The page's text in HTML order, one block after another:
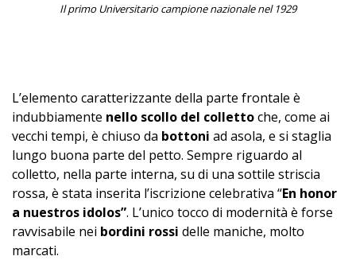
Il primo Universitario campione nazionale nel 1929
L’elemento caratterizzante della parte frontale è
indubbiamente nello scollo del collettoche, come ai
vecchi tempi, è chiuso da bottoni ad asola, e si staglia
lungo buona parte del petto. Sempre riguardo al
colletto, nella parte interna, su di una sottile striscia
rossa, è stata inserita l’iscrizione celebrativa “En honor
a nuestros idolos”. L’unico tocco di modernità è forse
ravvisabile nei bordini rossi delle maniche, molto
marcati.